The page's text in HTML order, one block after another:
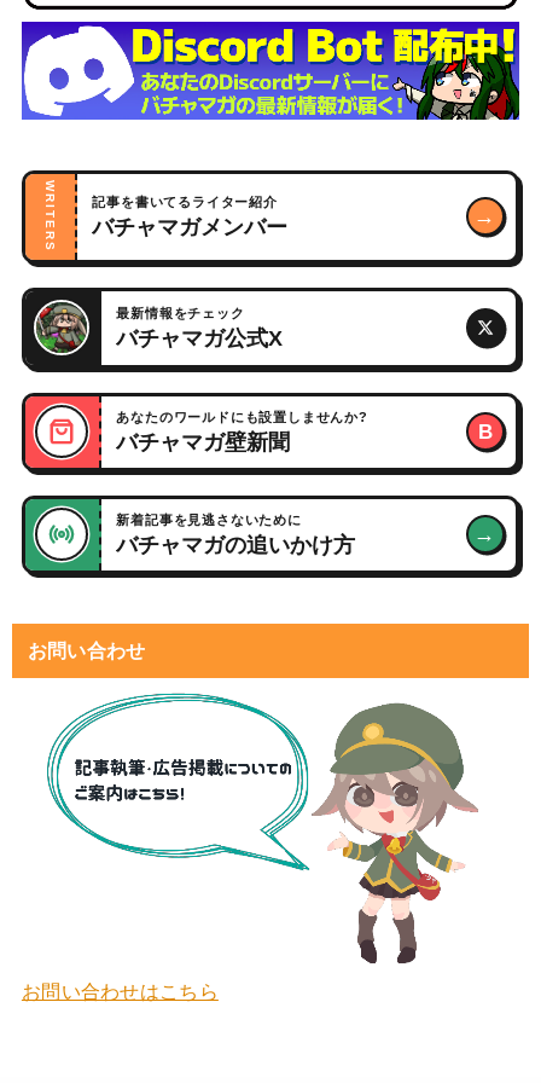
WRITERS 記事を書いてるライター紹介
バチャマガメンバー →
最新情報をチェック
バチャマガ公式X
あなたのワールドにも設置しませんか?
バチャマガ壁新聞 B
新着記事を見逃さないために
バチャマガの追いかけ方 →
お問い合わせ
お問い合わせはこちら